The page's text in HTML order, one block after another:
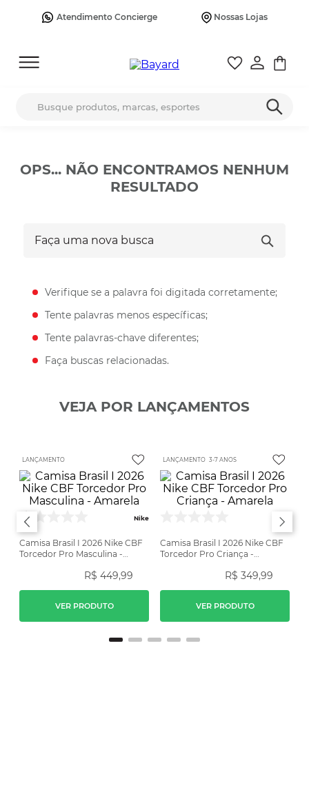
Atendimento Concierge Nossas Lojas
OPS... NÃO ENCONTRAMOS NENHUM
RESULTADO
Verifique se a palavra foi digitada corretamente;
Tente palavras menos específicas;
Tente palavras-chave diferentes;
Faça buscas relacionadas.
VEJA POR LANÇAMENTOS
LANÇAMENTO
Nike
Camisa Brasil I 2026 Nike CBF
Torcedor Pro Masculina -
R$ 449,99
VER PRODUTO
LANÇAMENTO 3-7 ANOS
Nike
Camisa Brasil I 2026 Nike CBF
Torcedor Pro Criança -
R$ 349,99
VER PRODUTO